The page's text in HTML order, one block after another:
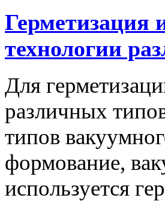
Герметизация
технологии
Для
различных
типов
формование,
используется